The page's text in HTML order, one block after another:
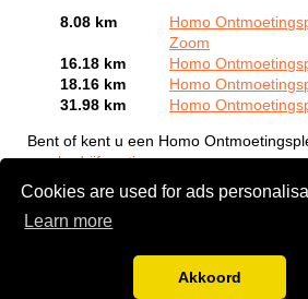
Cookies are used for ads
Learn more
Akkoord
8.08 km
Homo
Zoom
16.18 km
Homo
18.16 km
Homo
31.98 km
Homo
Bent of kent u een Homo
een bedrijf gratis aan